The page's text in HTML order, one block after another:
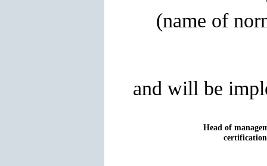
(name of
and will be
Нead of